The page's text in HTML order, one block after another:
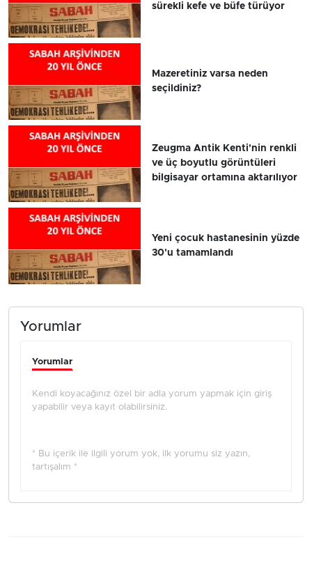
sürekli kefe ve büfe türüyor
Mazeretiniz varsa neden
seçildiniz?
Zeugma Antik Kenti'nin renkli
ve üç boyutlu görüntüleri
bilgisayar ortamına aktarılıyor
Yeni çocuk hastanesinin yüzde
30'u tamamlandı
Yorumlar
Yorumlar
Kendi koyacağınız özel bir adla yorum yapmak için giriş
yapabilir veya kayıt olabilirsiniz.
* Bu içerik ile ilgili yorum yok, ilk yorumu siz yazın,
tartışalım *